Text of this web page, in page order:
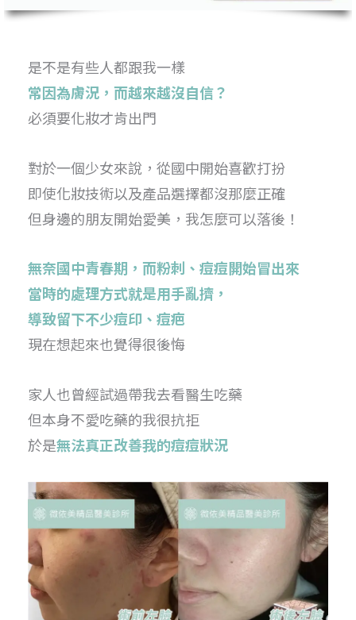
是不是有些人都跟我一樣
常因為膚況，而越來越沒自信？
必須要化妝才肯出門
對於一個少女來說，從國中開始喜歡打扮
即使化妝技術以及產品選擇都沒那麼正確
但身邊的朋友開始愛美，我怎麼可以落後！
無奈國中青春期，而粉刺、痘痘開始冒出來
當時的處理方式就是用手亂擠，
導致留下不少痘印、痘疤
現在想起來也覺得很後悔
家人也曾經試過帶我去看醫生吃藥
但本身不愛吃藥的我很抗拒
於是無法真正改善我的痘痘狀況